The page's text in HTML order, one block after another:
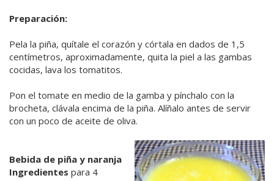
Preparación:
Pela la piña, quítale el corazón y córtala en dados de 1,5
centímetros, aproximadamente, quita la piel a las gambas
cocidas, lava los tomatitos.
Pon el tomate en medio de la gamba y pínchalo con la
brocheta, clávala encima de la piña. Alíñalo antes de servir
con un poco de aceite de oliva.
Bebida de piña y naranja
Ingredientes para 4